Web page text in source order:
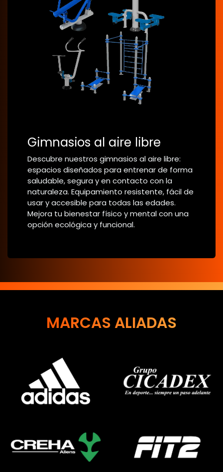
Gimnasios al aire libre
Descubre nuestros gimnasios al aire libre:
espacios diseñados para entrenar de forma
saludable, segura y en contacto con la
naturaleza. Equipamiento resistente, fácil de
usar y accesible para todas las edades.
Mejora tu bienestar físico y mental con una
opción ecológica y funcional.
MARCAS ALIADAS